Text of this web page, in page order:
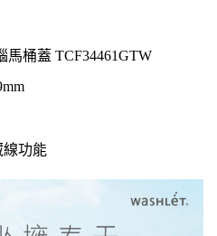
馬桶蓋 TCF34461GTW
功能